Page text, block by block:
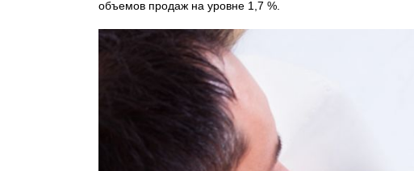
объемов продаж на уровне 1,7 %.